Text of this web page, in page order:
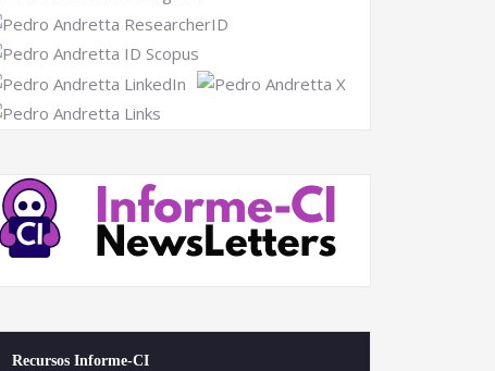
Recursos Informe-CI